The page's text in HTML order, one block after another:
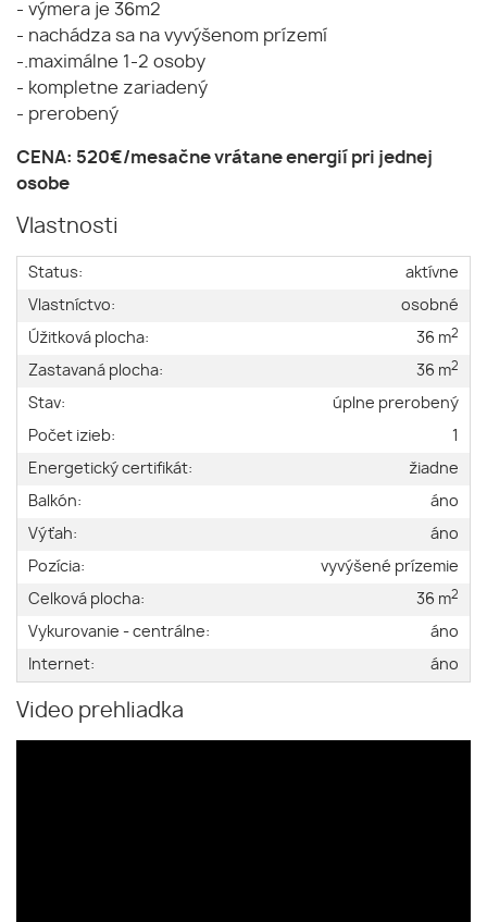
- výmera je 36m2
- nachádza sa na vyvýšenom prízemí
-.maximálne 1-2 osoby
- kompletne zariadený
- prerobený
CENA: 520€/mesačne vrátane energií pri jednej
osobe
Vlastnosti
Status:
aktívne
Vlastníctvo:
osobné
Úžitková plocha:
36 m2
Zastavaná plocha: 36 m2
Stav:
úplne prerobený
Počet izieb:
1
Energetický certifikát:
žiadne
Balkón:
áno
Výťah:
áno
Pozícia:
vyvýšené prízemie
Celková plocha:
36 m2
Vykurovanie - centrálne:
áno
Internet:
áno
Video prehliadka